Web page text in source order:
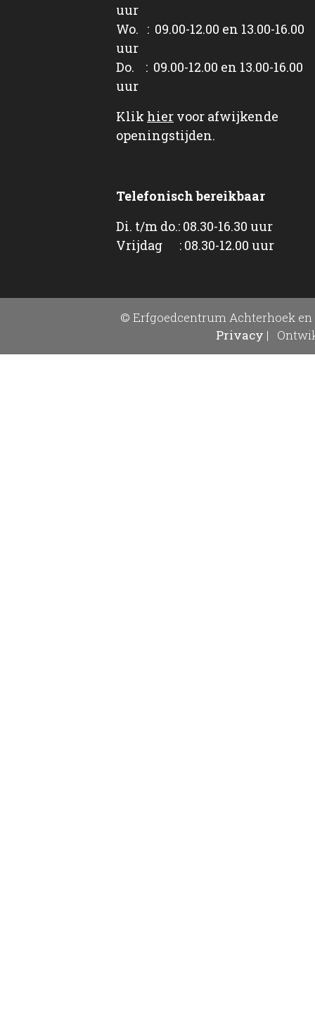
uur
Wo. : 09.00-12.00 en 13.00-16.00
uur
Do. : 09.00-12.00 en 13.00-16.00
uur
Klik hier voor afwijkende
openingstijden.
Telefonisch bereikbaar
Di. t/m do.: 08.30-16.30 uur
Vrijdag : 08.30-12.00 uur
© Erfgoedcentrum Achterhoek en
Privacy |